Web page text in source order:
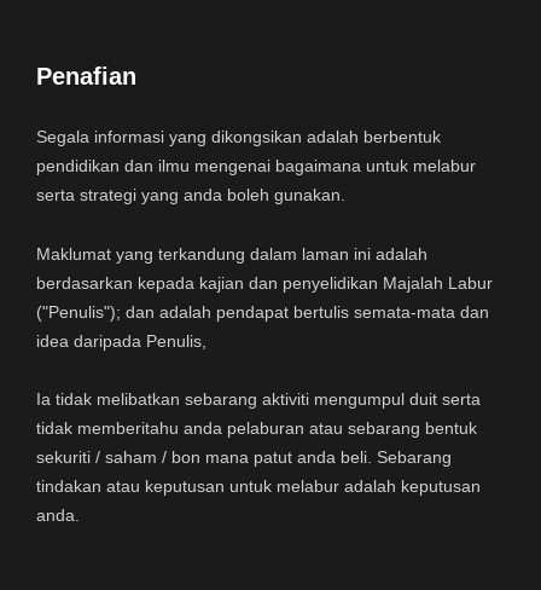
Penafian
Segala informasi yang dikongsikan adalah berbentuk
pendidikan dan ilmu mengenai bagaimana untuk melabur
serta strategi yang anda boleh gunakan.
Maklumat yang terkandung dalam laman ini adalah
berdasarkan kepada kajian dan penyelidikan Majalah Labur
("Penulis"); dan adalah pendapat bertulis semata-mata dan
idea daripada Penulis,
Ia tidak melibatkan sebarang aktiviti mengumpul duit serta
tidak memberitahu anda pelaburan atau sebarang bentuk
sekuriti / saham / bon mana patut anda beli. Sebarang
tindakan atau keputusan untuk melabur adalah keputusan
anda.